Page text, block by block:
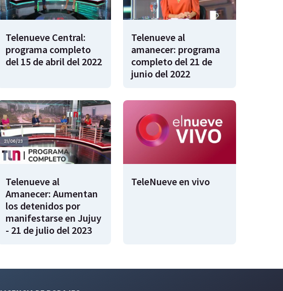
Telenueve Central:
programa completo
del 15 de abril del 2022
Telenueve al
amanecer: programa
completo del 21 de
junio del 2022
Telenueve al
Amanecer: Aumentan
los detenidos por
manifestarse en Jujuy
- 21 de julio del 2023
TeleNueve en vivo